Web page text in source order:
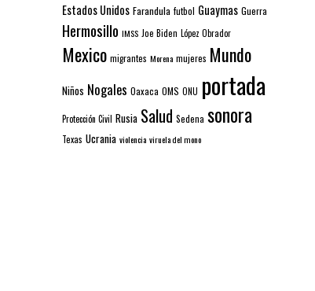
Estados Unidos Farandula futbol Guaymas Guerra
Hermosillo IMSS Joe Biden López Obrador
Mexico migrantes Morena mujeres Mundo
Niños Nogales Oaxaca OMS ONU portada
Protección Civil Rusia Salud Sedena sonora
Texas Ucrania violencia viruela del mono